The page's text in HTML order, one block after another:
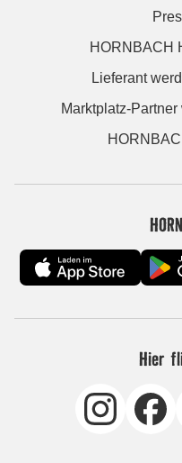
HORNBACH
Lieferant
Marktplatz-
Hier